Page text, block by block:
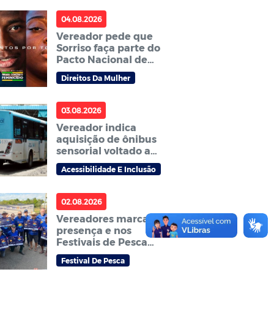
2026/27
04.08.2026
Vereador pede que
Sorriso faça parte do
Pacto Nacional de
Prevenção aos
Feminicídios
Direitos Da Mulher
03.08.2026
Vereador indica
aquisição de ônibus
sensorial voltado a
pessoas
neurodivergentes
Acessibilidade E Inclusão
02.08.2026
Vereadores marcam
presença e nos
Festivais de Pesca
Amador que abrem
temporada do
Festival De Pesca